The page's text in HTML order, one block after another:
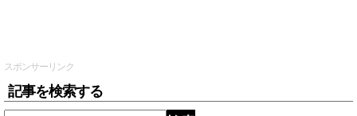
スポンサーリンク
記事を検索する